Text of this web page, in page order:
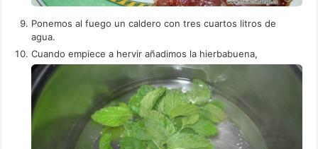
Ponemos al fuego un caldero con tres cuartos litros de
agua.
Cuando empiece a hervir añadimos la hierbabuena,